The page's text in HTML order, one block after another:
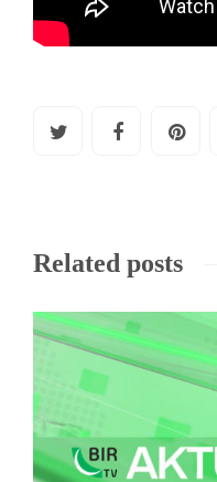
Related posts